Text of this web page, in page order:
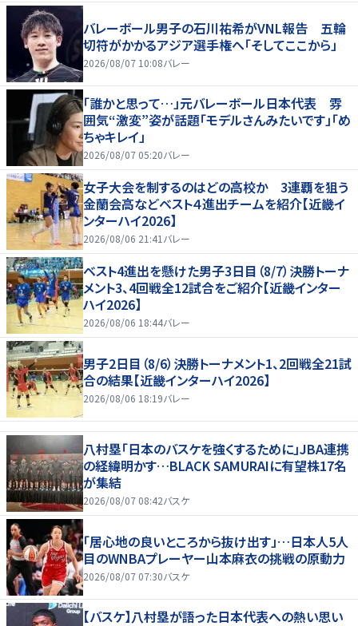
バレーボール男子の石川祐希がVNL報告 五輪
切符がかかるアジア選手権へ「そしてここから」
2026/08/07 10:08バレー
「誰かと思って…」元バレーボール日本代表 雰
囲気“激変”姿が話題「モデルさんみたいです」「め
ちゃキレイ」
2026/08/07 05:20バレー
女子大会を制するのはどの高校か 3連覇を狙う
金蘭会高などベスト４進出チームを紹介【近畿イ
ンターハイ2026】
2026/08/06 21:41 バレー
ベスト4進出を懸けた男子3日目（8/7）決勝トーナ
メント3、4回戦全12試合をご紹介【近畿インター
ハイ2026】
2026/08/06 18:44バレー
男子2日目（8/6）決勝トーナメント1、2回戦全21試
合の結果【近畿インターハイ2026】
2026/08/06 18:19バレー
八村塁「日本のバスケを強くするために」JBA連携
の経緯明かす…BLACK SAMURAIに有望株17名
が集結
2026/08/07 08:42バスケ
「居心地の良いところから抜け出す」…日本人5人
目のWNBAプレーヤー山本麻衣の挑戦の原動力
2026/08/07 07:30バスケ
【バスケ】八村塁が語った日本代表への熱い思い